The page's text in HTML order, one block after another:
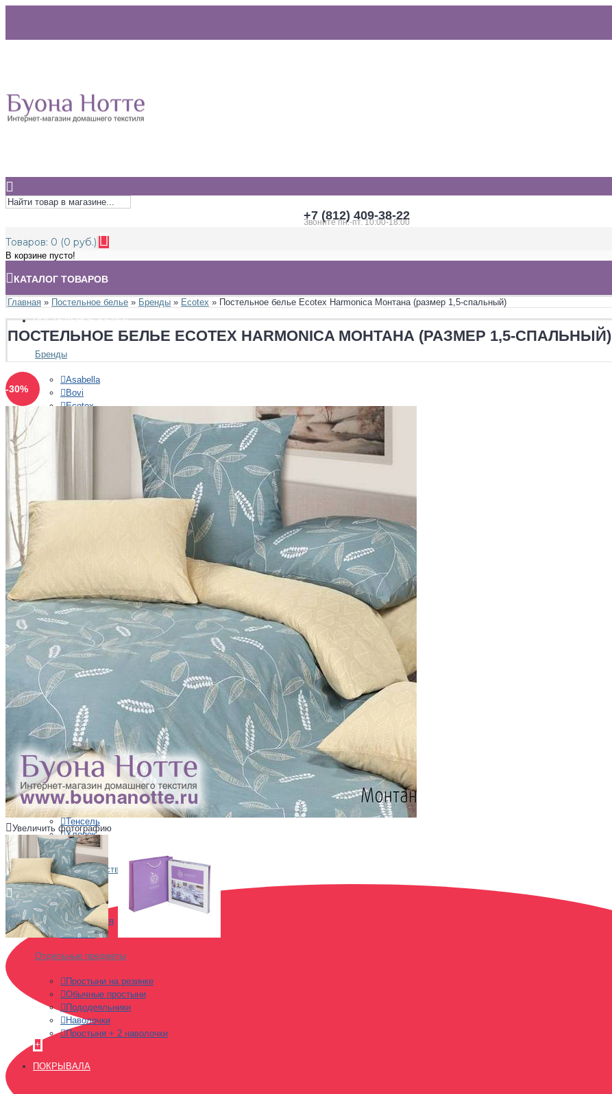
+7 (812) 409-38-22
Звоните пн.-пт. 10:00-18:00
Товаров: 0 (0 руб.)
В корзине пусто!
КАТАЛОГ ТОВАРОВ
ПОСТЕЛЬНОЕ БЕЛЬЕ
Бренды
Asabella
Bovi
Ecotex
Ткани
Бязь
Жаккард
Мако-сатин
Микрофибра
Перкаль
Твил
Фланель
Материалы
Бамбук
Лён
Поликоттон
Полиэстер
Тенсель
Хлопок
Шёлк
Страна производства
Австрия
Китай
Португалия
Россия
Отдельные предметы
Простыни на резинке
Обычные простыни
Пододеяльники
Наволочки
Простыня + 2 наволочки
+
ПОКРЫВАЛА
Главная » Постельное белье » Бренды » Ecotex » Постельное белье Ecotex Harmonica Монтана (размер 1,5-спальный)
ПОСТЕЛЬНОЕ БЕЛЬЕ ECOTEX HARMONICA МОНТАНА (РАЗМЕР 1,5-СПАЛЬНЫЙ)
-30%
Увеличить фотографию